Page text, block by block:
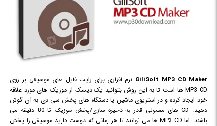
GiliSoft MP3 CD Maker نرم افزاری برای رایت فایل های موسیقی بر روی
MP3 CD ها است تا به این روش بتوانید یک دیسک از موزیک های مورد علاقه
خود ایجاد کرده و در استریوی ماشین یا دستگاه های پخش سی دی به آن گوش
دهید. CD های معمولی قادر به ذخیره سازی/پخش موزیک تا 80 دقیقه می
باشند. اما MP3 CD ها می توانند تا هر زمانی که دوست دارید موسیقی را پخش